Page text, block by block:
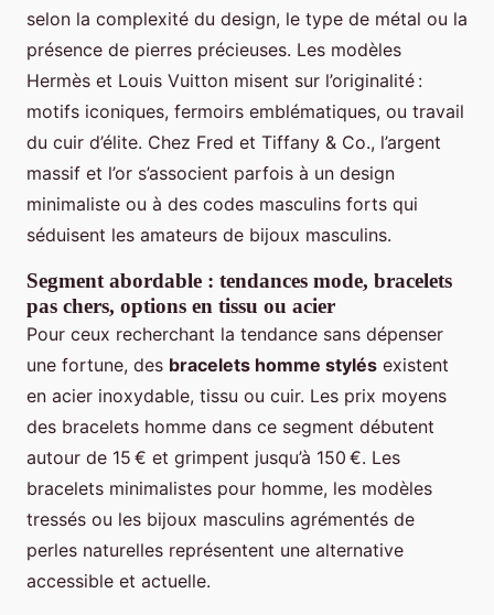
selon la complexité du design, le type de métal ou la
présence de pierres précieuses. Les modèles
Hermès et Louis Vuitton misent sur l’originalité :
motifs iconiques, fermoirs emblématiques, ou travail
du cuir d’élite. Chez Fred et Tiffany & Co., l’argent
massif et l’or s’associent parfois à un design
minimaliste ou à des codes masculins forts qui
séduisent les amateurs de bijoux masculins.
Segment abordable : tendances mode, bracelets
pas chers, options en tissu ou acier
Pour ceux recherchant la tendance sans dépenser
une fortune, des bracelets homme stylés existent
en acier inoxydable, tissu ou cuir. Les prix moyens
des bracelets homme dans ce segment débutent
autour de 15 € et grimpent jusqu’à 150 €. Les
bracelets minimalistes pour homme, les modèles
tressés ou les bijoux masculins agrémentés de
perles naturelles représentent une alternative
accessible et actuelle.